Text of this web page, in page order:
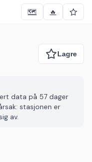
🗺️ 🔥
data på 57 dager
stasjonen er
av.